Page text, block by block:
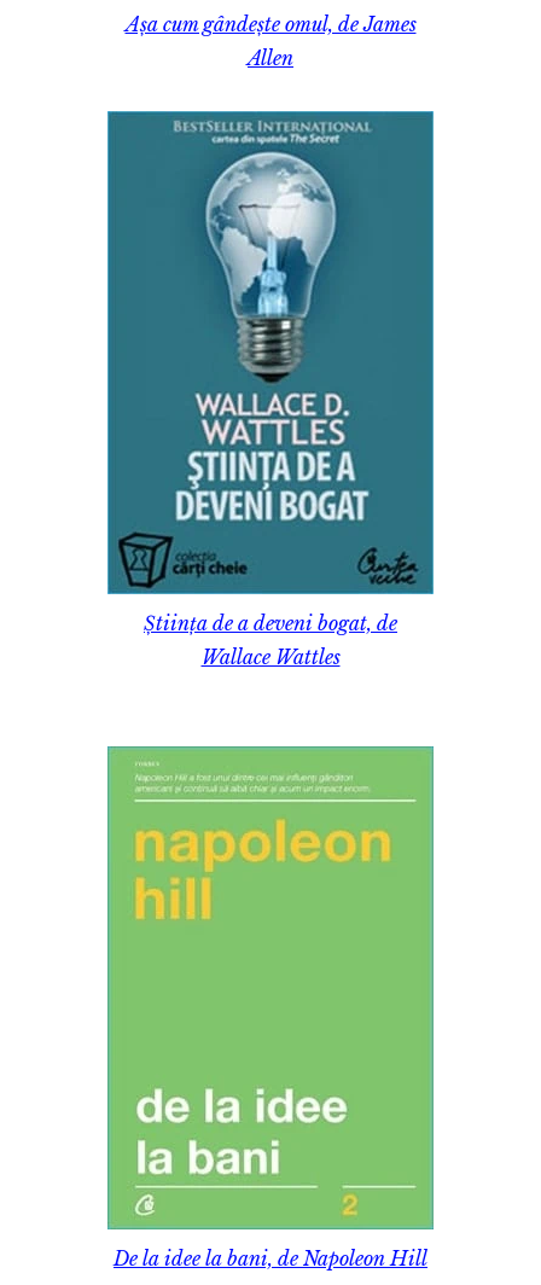
Așa cum gândește omul, de James
Allen
Știința de a deveni bogat, de
Wallace Wattles
De la idee la bani, de Napoleon Hill